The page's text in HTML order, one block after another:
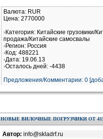
Валюта: RUR
Цена: 2770000
Категория: Китайские грузовики/
продажа/Китайские самосвалы
Регион: Россия
Код: 488221
Дата: 19.06.13
Осталось дней: -4438
Предложения/Комментарии: 0
НОВЫЕ ВИЛОЧНЫЕ ПОГРУЗЧИКИ ОТ 415
Автор: info@skladrf.ru